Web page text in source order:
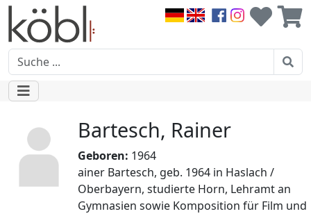
Bartesch, Rainer
Geboren: 1964
ainer Bartesch, geb. 1964 in Haslach /
Oberbayern, studierte Horn, Lehramt an
Gymnasien sowie Komposition für Film und